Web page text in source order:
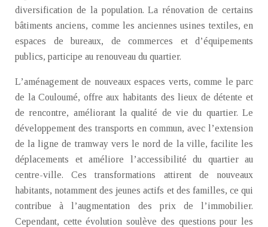
diversification de la population. La rénovation de certains
bâtiments anciens, comme les anciennes usines textiles, en
espaces de bureaux, de commerces et d’équipements
publics, participe au renouveau du quartier.
L’aménagement de nouveaux espaces verts, comme le parc
de la Couloumé, offre aux habitants des lieux de détente et
de rencontre, améliorant la qualité de vie du quartier. Le
développement des transports en commun, avec l’extension
de la ligne de tramway vers le nord de la ville, facilite les
déplacements et améliore l’accessibilité du quartier au
centre-ville. Ces transformations attirent de nouveaux
habitants, notamment des jeunes actifs et des familles, ce qui
contribue à l’augmentation des prix de l’immobilier.
Cependant, cette évolution soulève des questions pour les